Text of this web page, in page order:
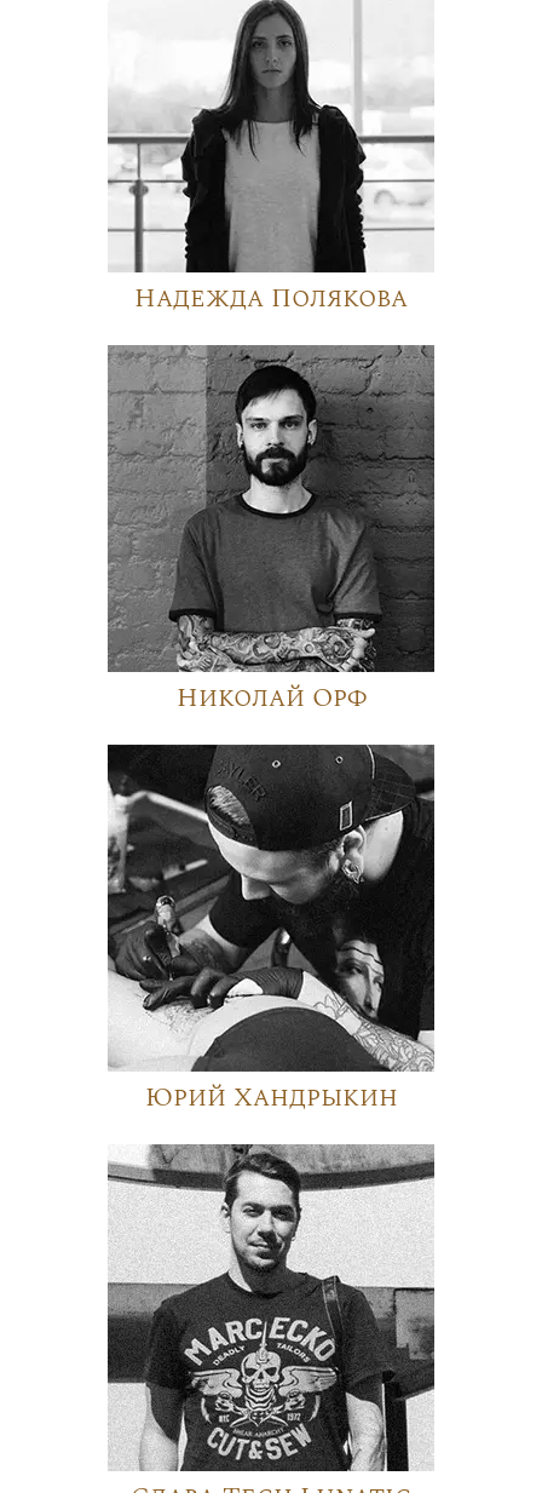
Надежда Полякова
Николай Орф
Юрий Хандрыкин